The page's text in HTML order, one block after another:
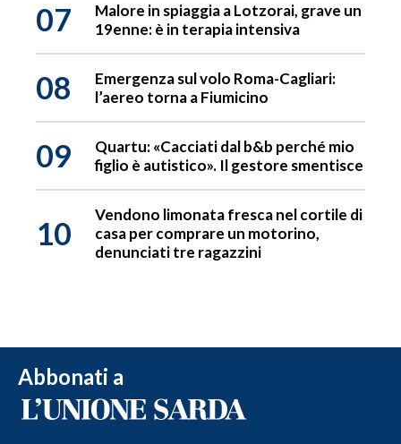
07
Malore in spiaggia a Lotzorai, grave un
19enne: è in terapia intensiva
08
Emergenza sul volo Roma-Cagliari:
l’aereo torna a Fiumicino
09
Quartu: «Cacciati dal b&b perché mio
figlio è autistico». Il gestore smentisce
10
Vendono limonata fresca nel cortile di
casa per comprare un motorino,
denunciati tre ragazzini
Abbonati a